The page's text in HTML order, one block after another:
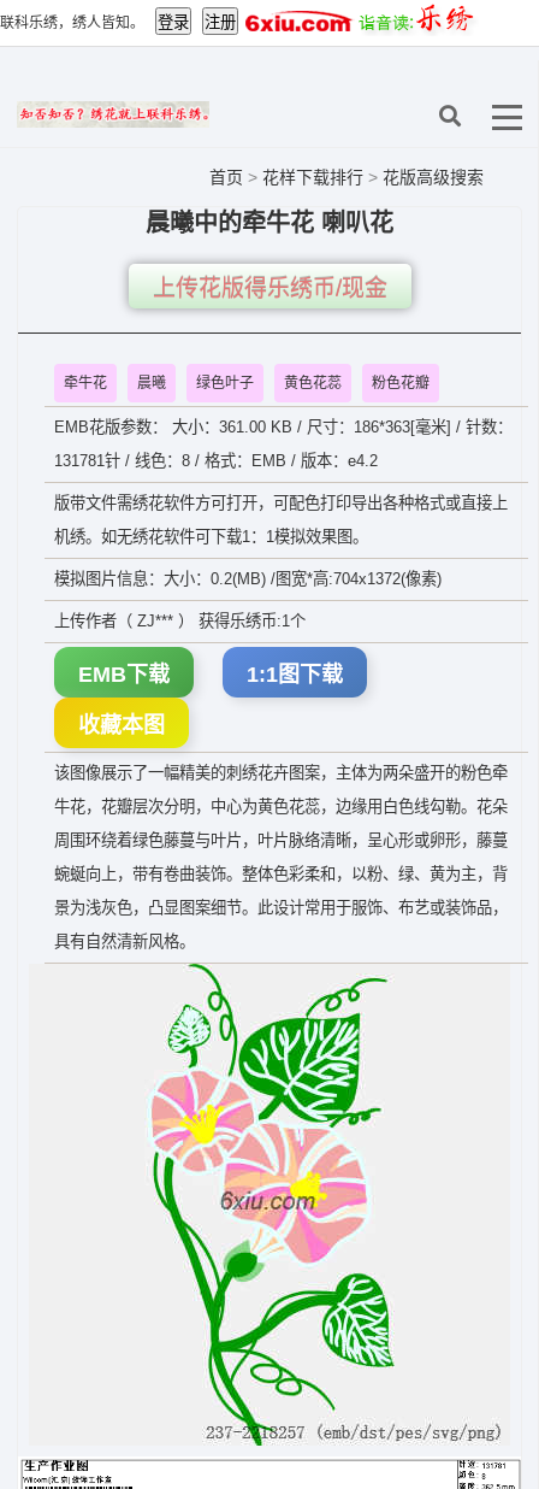
联科乐绣，绣人皆知。
首页 > 花样下载排行 > 花版高级搜索
晨曦中的牵牛花 喇叭花
上传花版得乐绣币/现金
牵牛花 晨曦 绿色叶子 黄色花蕊 粉色花瓣
EMB花版参数： 大小：361.00 KB / 尺寸：186*363[毫米] / 针数：
131781针 / 线色：8 / 格式：EMB / 版本：e4.2
版带文件需绣花软件方可打开，可配色打印导出各种格式或直接上
机绣。如无绣花软件可下载1：1模拟效果图。
模拟图片信息：大小：0.2(MB) /图宽*高:704x1372(像素)
上传作者（ ZJ*** ） 获得乐绣币:1个
EMB下载 1:1图下载
收藏本图
该图像展示了一幅精美的刺绣花卉图案，主体为两朵盛开的粉色牵
牛花，花瓣层次分明，中心为黄色花蕊，边缘用白色线勾勒。花朵
周围环绕着绿色藤蔓与叶片，叶片脉络清晰，呈心形或卵形，藤蔓
蜿蜒向上，带有卷曲装饰。整体色彩柔和，以粉、绿、黄为主，背
景为浅灰色，凸显图案细节。此设计常用于服饰、布艺或装饰品，
具有自然清新风格。